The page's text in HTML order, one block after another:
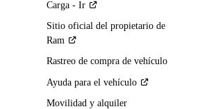
Carga - Ir
Sitio oficial del propietario de
Ram
Rastreo de compra de vehículo
Ayuda para el vehículo
Movilidad y alquiler